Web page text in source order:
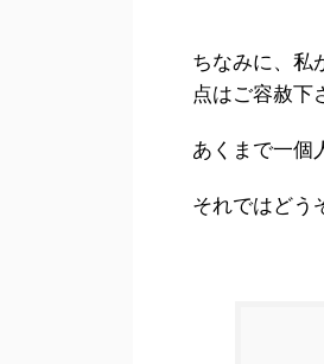
ちなみに、私
点はご容赦下
あくまで一個
それではどう